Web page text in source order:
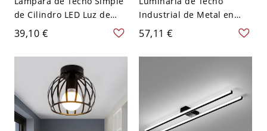
de Cilindro LED Luz de
Techo de Metal para
Pasillo - 110 A 120 V
Negro Luz cálida 5vatios
39,10 €
Industrial de Metal en
Negro Lámpara de Techo
Semi Emptrada 1 Cabeza
de Campanilla - Negro
57,11 €